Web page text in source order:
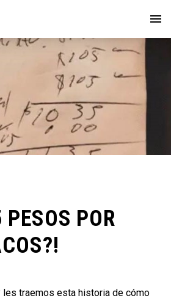
POR
les traemos esta historia de cómo